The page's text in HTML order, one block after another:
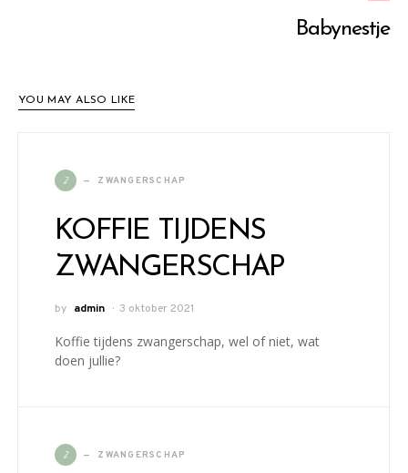
Babynestje
YOU MAY ALSO LIKE
Z ZWANGERSCHAP
KOFFIE TIJDENS
ZWANGERSCHAP
by admin 3 oktober 2021
Koffie tijdens zwangerschap, wel of niet, wat
doen jullie?
Z ZWANGERSCHAP